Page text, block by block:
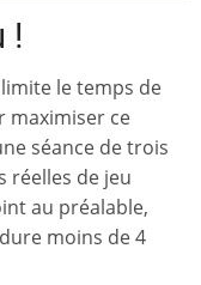
!
le temps de
maximiser ce
séance de trois
réelles de jeu
au préalable,
moins de 4